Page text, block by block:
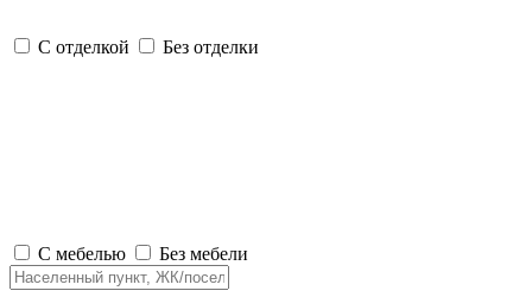
С отделкой Без отделки
С мебелью Без мебели